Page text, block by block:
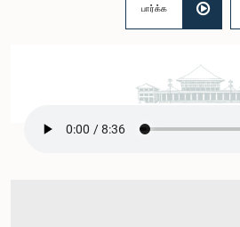
பார்க்க